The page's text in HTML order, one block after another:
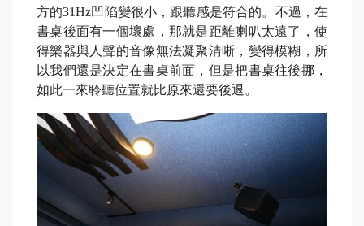
方的31Hz凹陷變很小，跟聽感是符合的。不過，在
書桌後面有一個壞處，那就是距離喇叭太遠了，使
得樂器與人聲的音像無法凝聚清晰，變得模糊，所
以我們還是決定在書桌前面，但是把書桌往後挪，
如此一來聆聽位置就比原來還要後退。